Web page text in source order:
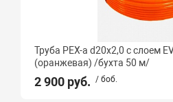
Труба PEX-a d20х2,0 с слоем
(оранжевая) /бухта 50 м/
2 900 руб. / боб.